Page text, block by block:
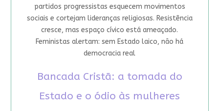
partidos progressistas esquecem movimentos
sociais e cortejam lideranças religiosas. Resistência
cresce, mas espaço cívico está ameaçado.
Feministas alertam: sem Estado laico, não há
democracia real
Bancada Cristã: a tomada do
Estado e o ódio às mulheres